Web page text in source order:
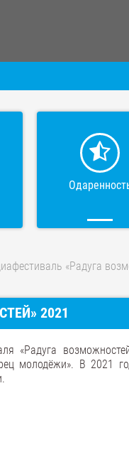
«Радуга
2021
«Радуга
молодёжи». В 2021